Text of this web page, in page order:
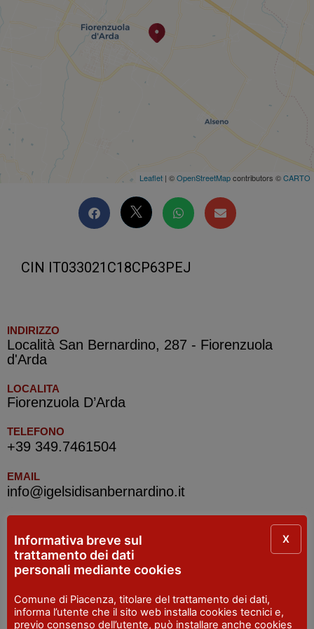
Leaflet | ©OpenStreetMapcontributors ©CARTO
CIN IT033021C18CP63PEJ
INDIRIZZO
Località San Bernardino, 287 - Fiorenzuola
d'Arda
LOCALITA
Fiorenzuola D’Arda
TELEFONO
+39 349.7461504
EMAIL
info@igelsidisanbernardino.it
IAT R Castell’Arquato e Val d’Arda
INDIRIZZO
SITO WEB
castellarquatoturismo.it
Informativa breve sul
trattamento dei dati
personali mediante cookies
Comune di Piacenza, titolare del trattamento dei dati,
informa l’utente che il sito web installa cookies tecnici e,
previo consenso dell’utente, può installare anche cookies
X